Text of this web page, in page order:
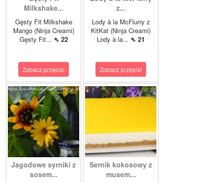
Milkshake...
Gęsty Fit Milkshake
Mango (Ninja Creami)
Gęsty Fit... ⇖ 22
Zobacz przepis!
z...
Lody à la McFlurry z
KitKat (Ninja Creami)
Lody à la... ⇖ 21
Zobacz przepis!
Jagodowe syrniki z
sosem...
Sernik kokosowy z
musem...